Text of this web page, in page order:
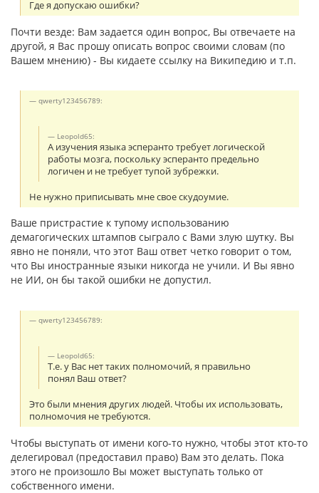
Где я допускаю ошибки?
Почти везде: Вам задается один вопрос, Вы отвечаете на
другой, я Вас прошу описать вопрос своими словам (по
Вашем мнению) - Вы кидаете ссылку на Википедию и т.п.
qwerty123456789:
Leopold65:
А изучения языка эсперанто требует логической
работы мозга, поскольку эсперанто предельно
логичен и не требует тупой зубрежки.
Не нужно приписывать мне свое скудоумие.
Ваше пристрастие к тупому использованию
демагогических штампов сыграло с Вами злую шутку. Вы
явно не поняли, что этот Ваш ответ четко говорит о том,
что Вы иностранные языки никогда не учили. И Вы явно
не ИИ, он бы такой ошибки не допустил.
qwerty123456789:
Leopold65:
Т.е. у Вас нет таких полномочий, я правильно
понял Ваш ответ?
Это были мнения других людей. Чтобы их использовать,
полномочия не требуются.
Чтобы выступать от имени кого-то нужно, чтобы этот кто-то
делегировал (предоставил право) Вам это делать. Пока
этого не произошло Вы может выступать только от
собственного имени.